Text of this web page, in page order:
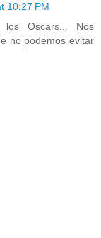
10:27 PM
los Oscars... Nos
no podemos evitar